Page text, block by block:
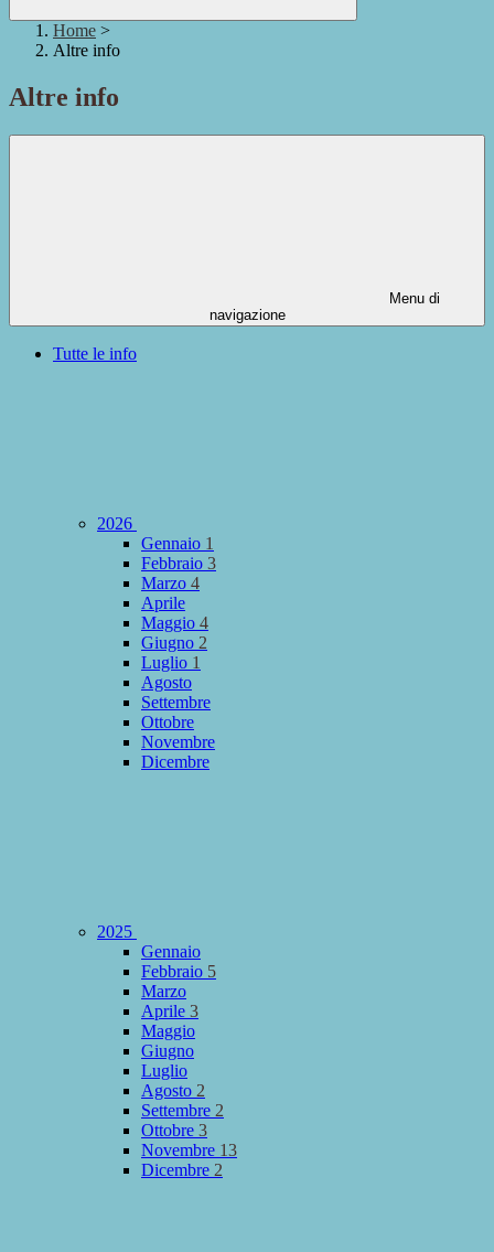
Home >
Altre info
Altre info
Menu di
navigazione
Tutte le info
2026
Gennaio 1
Febbraio 3
Marzo 4
Aprile
Maggio 4
Giugno 2
Luglio 1
Agosto
Settembre
Ottobre
Novembre
Dicembre
2025
Gennaio
Febbraio 5
Marzo
Aprile 3
Maggio
Giugno
Luglio
Agosto 2
Settembre 2
Ottobre 3
Novembre 13
Dicembre 2